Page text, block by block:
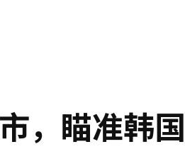
，瞄准韩